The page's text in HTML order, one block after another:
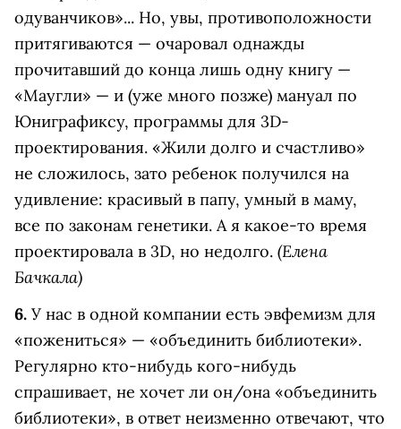
одуванчиков»... Но, увы, противоположности
притягиваются — очаровал однажды
прочитавший до конца лишь одну книгу —
«Маугли» — и (уже много позже) мануал по
Юниграфиксу, программы для 3D-
проектирования. «Жили долго и счастливо»
не сложилось, зато ребенок получился на
удивление: красивый в папу, умный в маму,
все по законам генетики. А я какое-то время
проектировала в 3D, но недолго. (Елена
Бачкала)
6. У нас в одной компании есть эвфемизм для
«пожениться» — «объединить библиотеки».
Регулярно кто-нибудь кого-нибудь
спрашивает, не хочет ли он/она «объединить
библиотеки», в ответ неизменно отвечают, что